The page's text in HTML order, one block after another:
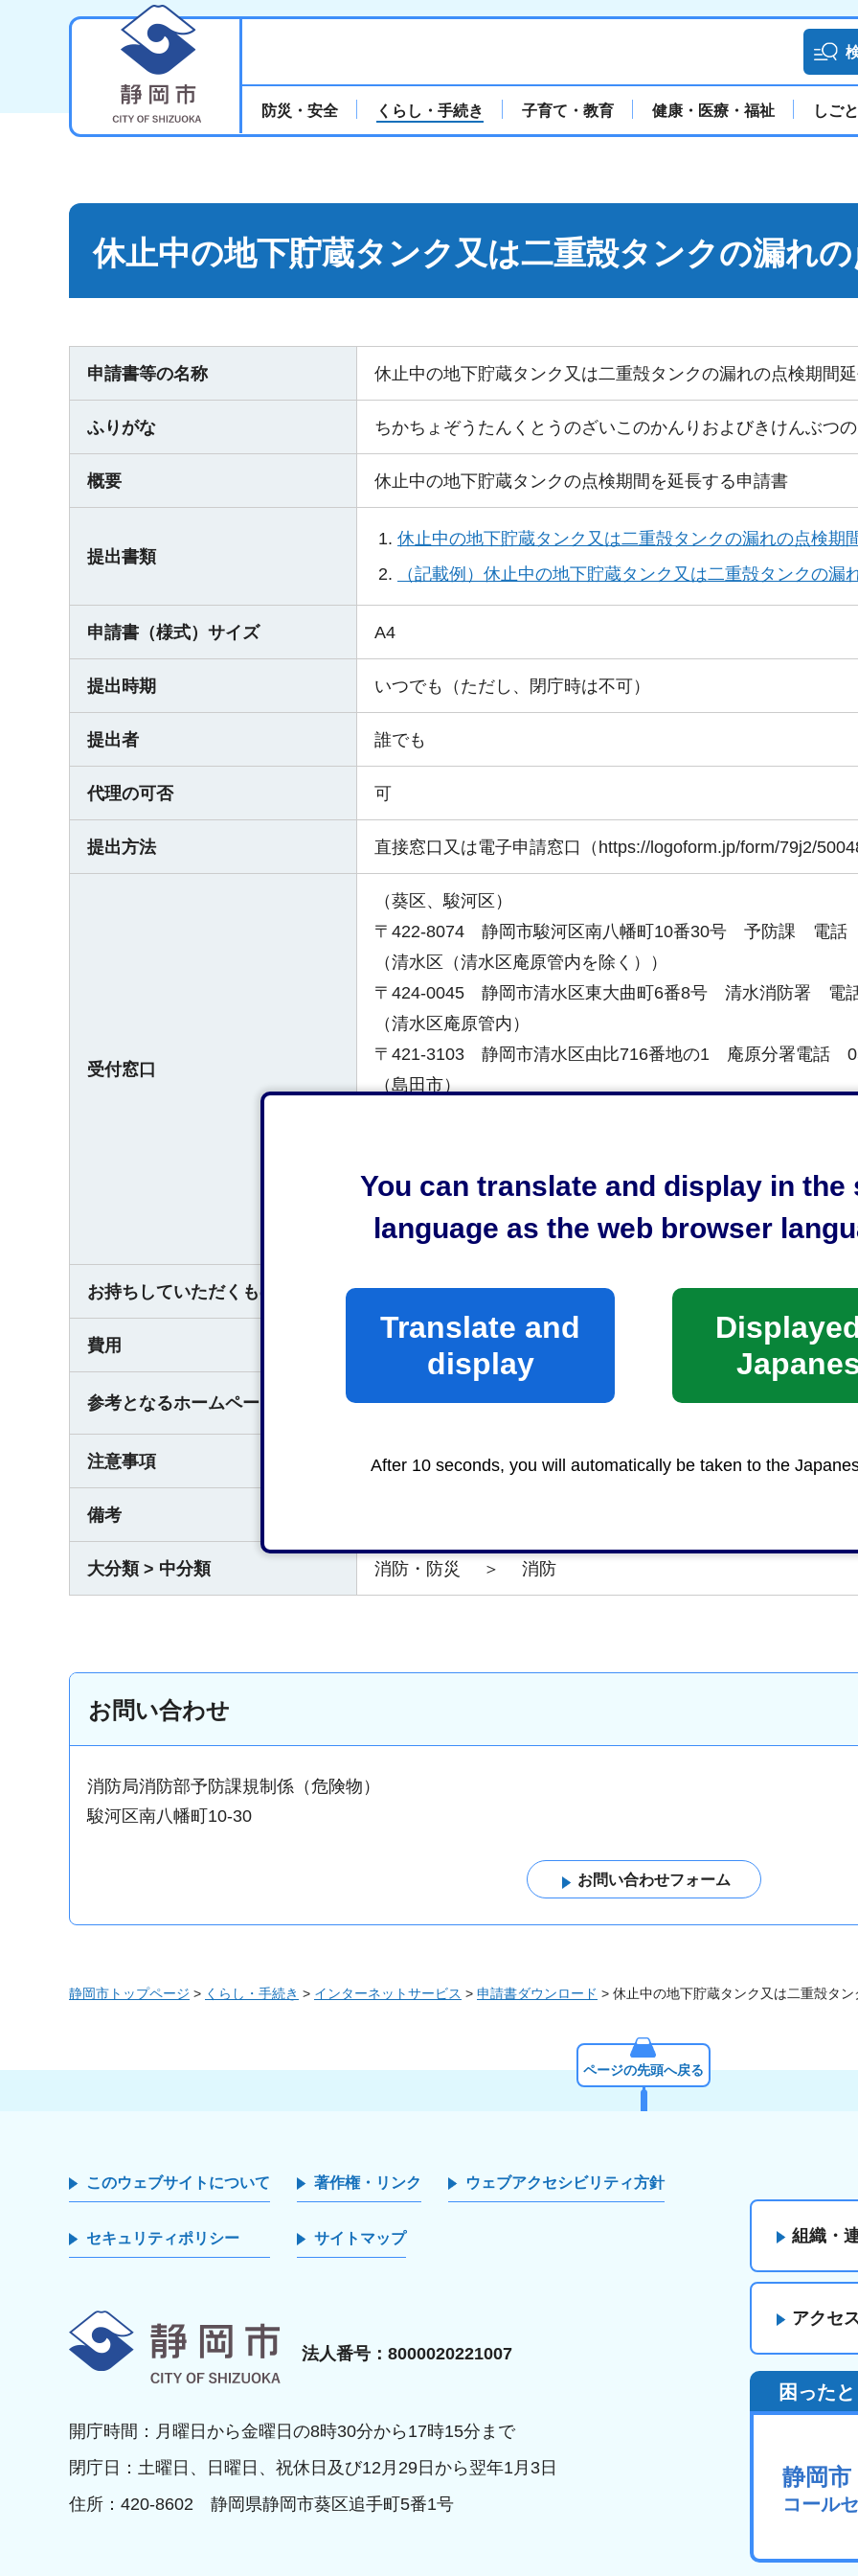
You can translate and display in the
language as the web browser
Translate and
display
After 10 seconds, you will automatically be taken to the
防災・安全 くらし・手続き 子育て・教育 健康・医療・福祉 しご
休止中の地下貯蔵タンク又は二重殻タンクの漏れ
申請書等の名称 休止中の地下貯蔵タンク又は二重殻タンクの漏れの点検期間
ふりがな ちかちょぞうたんくとうのざいこのかんりおよびきけんぶつ
概要 休止中の地下貯蔵タンクの点検期間を延長する申請書
提出書類
休止中の地下貯蔵タンク又は二重殻タンクの漏れの点検期
（記載例）休止中の地下貯蔵タンク又は二重殻タンクの漏
申請書（様式）サイズ A4
提出時期 いつでも（ただし、閉庁時は不可）
提出者 誰でも
代理の可否 可
提出方法 直接窓口又は電子申請窓口（https://logoform.jp/form/79j2/
受付窓口
（葵区、駿河区）
〒422-8074 静岡市駿河区南八幡町10番30号 予防課 電話
（清水区（清水区庵原管内を除く））
〒424-0045 静岡市清水区東大曲町6番8号 清水消防署 電
（清水区庵原管内）
〒421-3103 静岡市清水区由比716番地の1 庵原分署電話
（島田市）
〒421-0301 榛原郡吉田町住吉1386番地の5 吉田消防署 電
〒421-0523 牧之原市波津191番地1 牧之原消防署 電話
お持ちしていただくもの なし
費用
参考となるホームページ 危険物に関する申請・届出
注意事項 なし
備考
大分類 > 中分類 消防・防災 ＞ 消防
お問い合わせ
消防局消防部予防課規制係（危険物）
駿河区南八幡町10-30
静岡市トップページ > くらし・手続き > インターネットサービス > 申請書ダウンロード > 休止中の地下貯蔵タンク又は二重殻タ
ページの先頭へ戻る
このウェブサイトについて 著作権・リンク ウェブアクセシビリティ方針
セキュリティポリシー サイトマップ
法人番号：8000020221007
開庁時間：月曜日から金曜日の8時30分から17時15分まで
閉庁日：土曜日、日曜日、祝休日及び12月29日から翌年1月3日
住所：420-8602 静岡県静岡市葵区追手町5番1号
組織・
アクセ
困った
静岡市
コール